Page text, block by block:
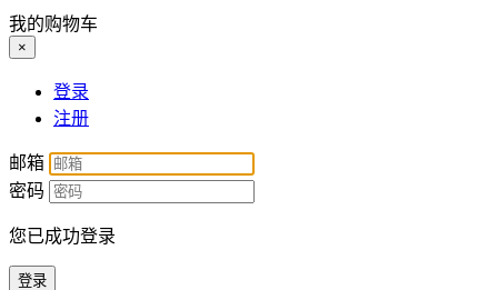
我的购物车
×
登录
注册
邮箱
密码
您已成功登录
登录